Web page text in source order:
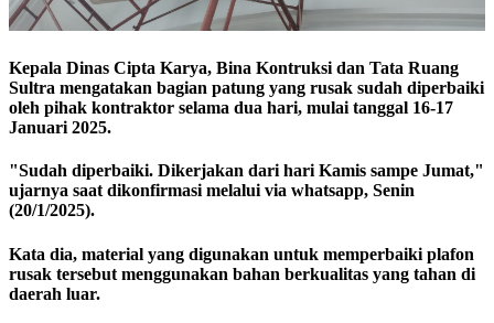
Kepala Dinas Cipta Karya, Bina Kontruksi dan Tata Ruang
Sultra mengatakan bagian patung yang rusak sudah diperbaiki
oleh pihak kontraktor selama dua hari, mulai tanggal 16-17
Januari 2025.
"Sudah diperbaiki. Dikerjakan dari hari Kamis sampe Jumat,"
ujarnya saat dikonfirmasi melalui via whatsapp, Senin
(20/1/2025).
Kata dia, material yang digunakan untuk memperbaiki plafon
rusak tersebut menggunakan bahan berkualitas yang tahan di
daerah luar.